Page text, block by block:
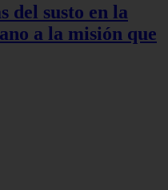
del susto en la
a la misión que